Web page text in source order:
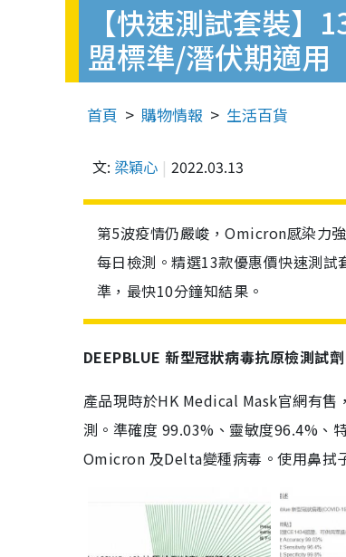
【快速測試套裝
盟標準/潛伏期適用
首頁 購物情報 生活百貨
文: 梁穎心 2022.03.13
第5波疫情仍嚴峻，Omicron感染力
每日檢測。精選13款優惠價快速測
準，最快10分鐘知結果。
DEEPBLUE 新型冠狀病毒抗原檢測試劑
產品現時於HK Medical Mask官網有售
測。準確度 99.03%、靈敏度96.4%、
Omicron 及Delta變種病毒。使用鼻拭